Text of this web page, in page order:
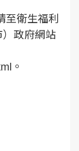
至衛生福利
政府網站
。